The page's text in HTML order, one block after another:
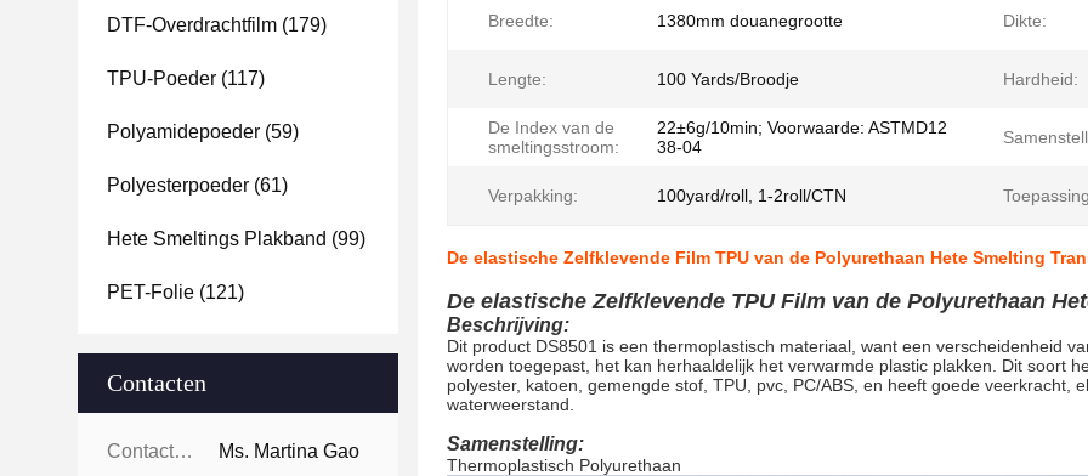
DTF-Overdrachtfilm (179)
TPU-Poeder (117)
Polyamidepoeder (59)
Polyesterpoeder (61)
Hete Smeltings Plakband (99)
PET-Folie (121)
Contacten
Contacten: Ms. Martina Gao
Breedte: 1380mm douanegrootte Dikte:
Lengte: 100 Yards/Broodje Hardheid:
De Index van de
smeltingsstroom:
22±6g/10min; Voorwaarde: ASTMD12
38-04
Verpakking: 100yard/roll, 1-2roll/CTN
De elastische Zelfklevende Film TPU van de Polyurethaan Hete Smelting
De elastische Zelfklevende TPU Film van de Polyurethaan
Beschrijving:
Dit product DS8501 is een thermoplastisch materiaal, want een verscheidenheid
worden toegepast, het kan herhaaldelijk het verwarmde plastic plakken. Dit soort
polyester, katoen, gemengde stof, TPU, pvc, PC/ABS, en heeft goede veerkracht,
waterweerstand.
Samenstelling:
Thermoplastisch Polyurethaan